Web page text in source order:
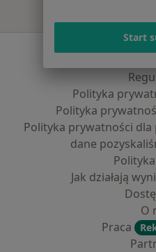
Polityka
Polityka
Polityka prywatności
dane
Jak działają
O
Praca
Start